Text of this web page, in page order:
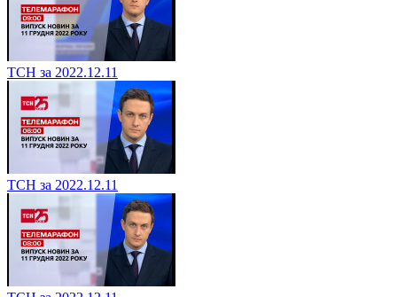
ТСН за 2022.12.11
ТСН за 2022.12.11